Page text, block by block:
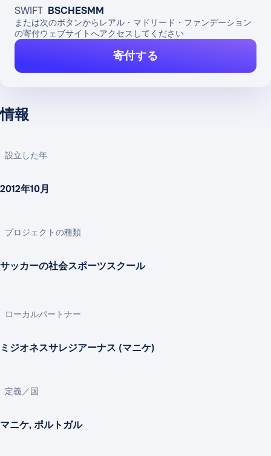
情報
設立した年
2012年10月
プロジェクトの種類
サッカーの社会スポーツスクール
ローカルパートナー
ミジオネスサレジアーナス (マニケ)
定義／国
マニケ, ポルトガル
SWIFT BSCHESMM
または次のボタンからレアル・マドリード・ファンデーション
の寄付ウェブサイトへアクセスしてください
寄付する